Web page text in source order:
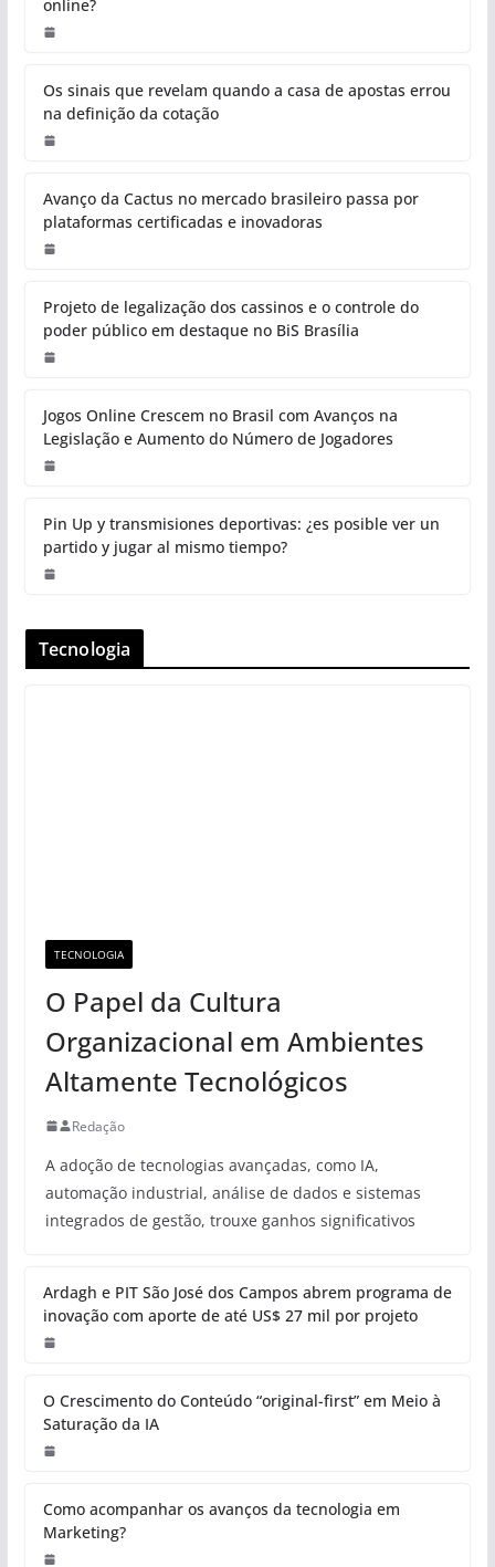
online?
Os sinais que revelam quando a casa de apostas errou
na definição da cotação
Avanço da Cactus no mercado brasileiro passa por
plataformas certificadas e inovadoras
Projeto de legalização dos cassinos e o controle do
poder público em destaque no BiS Brasília
Jogos Online Crescem no Brasil com Avanços na
Legislação e Aumento do Número de Jogadores
Pin Up y transmisiones deportivas: ¿es posible ver un
partido y jugar al mismo tiempo?
Tecnologia
TECNOLOGIA
O Papel da Cultura
Organizacional em Ambientes
Altamente Tecnológicos
Redação
A adoção de tecnologias avançadas, como IA,
automação industrial, análise de dados e sistemas
integrados de gestão, trouxe ganhos significativos
Ardagh e PIT São José dos Campos abrem programa de
inovação com aporte de até US$ 27 mil por projeto
O Crescimento do Conteúdo “original-first” em Meio à
Saturação da IA
Como acompanhar os avanços da tecnologia em
Marketing?